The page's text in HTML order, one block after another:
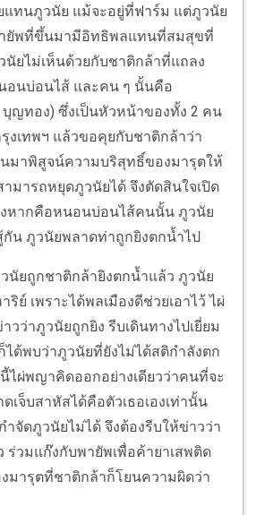
แทนภูวนัย แม้จะอยู่ที่ฟาร์ม แต่ภูวนัย
ยัพที่ขึ้นมามีอิทธิพลแทนที่สมสุขที่
นัยไม่เห็นด้วยกับชาติกล้าที่แถลง
อนบ่อนไส้ และคน ๆ นั้นคือ
ญทอง) ซึ่งเป็นหัวหน้าของทั้ง 2 คน
งเทพฯ แล้วขอคุยกับชาติกล้าว่า
มาพิสูจน์ความบริสุทธิ์ของมารุตให้
มารถหยุดภูวนัยได้ จึงตัดสินใจเปิด
างหากคือหนอนบ่อนไส้คนนั้น ภูวนัย
น ภูวนัยพลาดท่าถูกยิงตกน้ำไป
นัยถูกชาติกล้ายิงตกน้ำแล้ว ภูวนัย
ย์ เพราะได้พลเมืองดีช่วยเอาไว้ ไผ่
วว่าภูวนัยถูกยิง รีบเดินทางไปเยี่ยม
ได้พบว่าภูวนัยที่ยังไม่ได้สติกำลังตก
ไผ่พญาคิดออกอย่างเดียวว่าคนที่จะ
เจ็บสาหัสได้คือตัวเธอเองเท่านั้น
ำจัดภูวนัยไม่ได้ จึงต้องรีบให้ข่าวว่า
ร่วมแก๊งกับพายัพเพื่อค้ายาเสพติด
มารุตที่ชาติกล้าก็โยนความผิดว่า